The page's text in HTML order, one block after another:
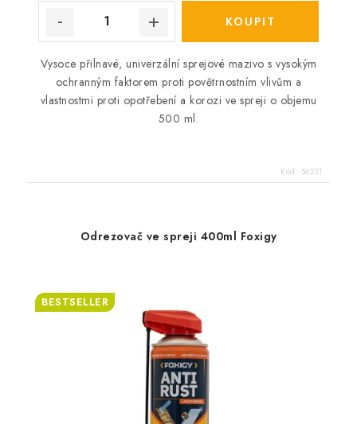
Vysoce přilnavé, univerzální sprejové mazivo s vysokým
ochranným faktorem proti povětrnostním vlivům a
vlastnostmi proti opotřebení a korozi ve spreji o objemu
500 ml.
Kód: 56231
Odrezovač ve spreji 400ml Foxigy
BESTSELLER